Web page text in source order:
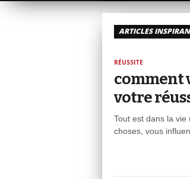
ARTICLES
RÉUSSITE
comment
votre
Tout est dans la
choses, vous